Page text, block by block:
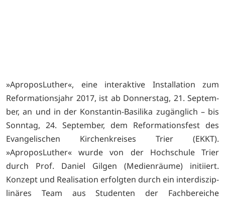
»AproposLuther«, eine interaktive Installation zum
Reformationsjahr 2017, ist ab Donnerstag, 21. Septem­
ber, an und in der Konstan­tin-Basilika zugänglich – bis
Sonntag, 24. September, dem Reformationsfest des
Evangelischen Kirchenkrei­ses Trier (EKKT).
»AproposLuther« wurde von der Hochschule Trier
durch Prof. Daniel Gil­gen (Medienräume) initiiert.
Konzept und Realisation er­folgten durch ein interdiszip­
linäres Team aus Studenten der Fachbereiche